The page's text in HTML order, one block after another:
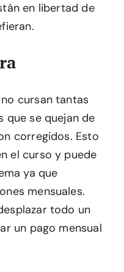
en libertad de
cursan tantas
que se quejan de
corregidos. Esto
el curso y puede
ya que
mensuales.
todo un
un pago mensual